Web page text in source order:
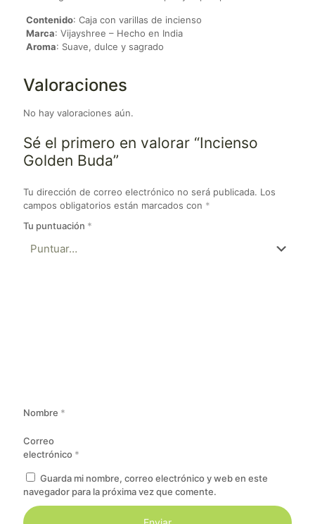
Contenido: Caja con varillas de incienso
Marca: Vijayshree – Hecho en India
Aroma: Suave, dulce y sagrado
Valoraciones
No hay valoraciones aún.
Sé el primero en valorar “Incienso
Golden Buda”
Tu dirección de correo electrónico no será publicada. Los
campos obligatorios están marcados con *
Tu puntuación *
Nombre *
Correo
electrónico *
Guarda mi nombre, correo electrónico y web en este
navegador para la próxima vez que comente.